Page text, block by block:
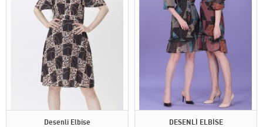
Desenli Elbise DESENLİ ELBİSE